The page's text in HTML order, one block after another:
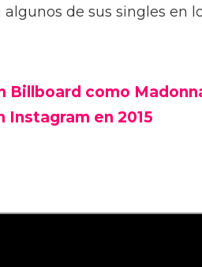
de sus singles en
Billboard como
en 2015